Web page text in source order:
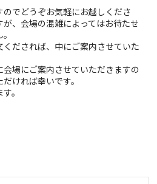
でどうぞお気軽にお越しくださ
、会場の混雑によってはお待たせ
だされば、中にご案内させていた
場にご案内させていただきますの
ければ幸いです。
。